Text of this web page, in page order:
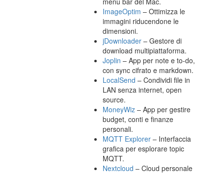
ImageOptim – Ottimizza le
immagini riducendone le
dimensioni.
jDownloader – Gestore di
download multipiattaforma.
Joplin – App per note e to-do,
con sync cifrato e markdown.
LocalSend – Condividi file in
LAN senza internet, open
source.
MoneyWiz – App per gestire
budget, conti e finanze
personali.
MQTT Explorer – Interfaccia
grafica per esplorare topic
MQTT.
Nextcloud – Cloud personale